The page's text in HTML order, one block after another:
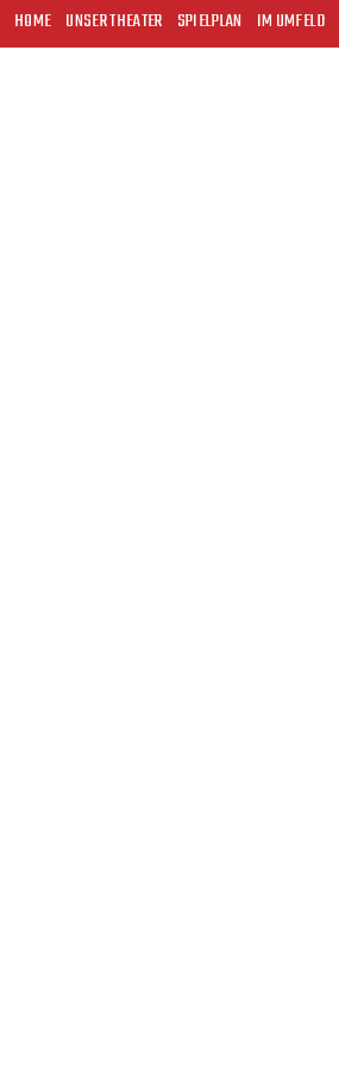
HOME UNSER THEATER SPIELPLAN IM UMFELD